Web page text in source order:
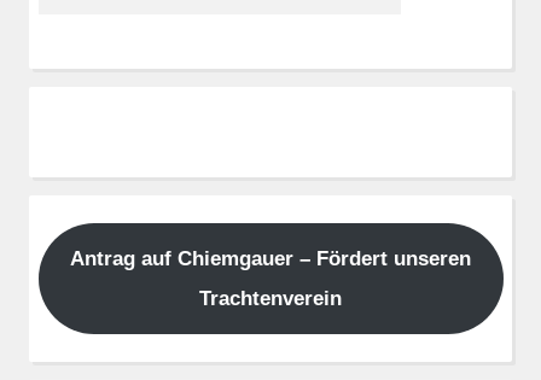
Antrag auf Chiemgauer – Fördert unseren
Trachtenverein